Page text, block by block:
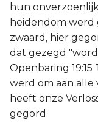
hun
heidendom werd
zwaard, hier
dat gezegd
Openbaring
werd om aan
heeft onze
gegord.